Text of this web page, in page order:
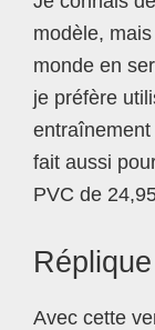
modèle,
monde en
je préfère
fait aussi
PVC de
Avec cette